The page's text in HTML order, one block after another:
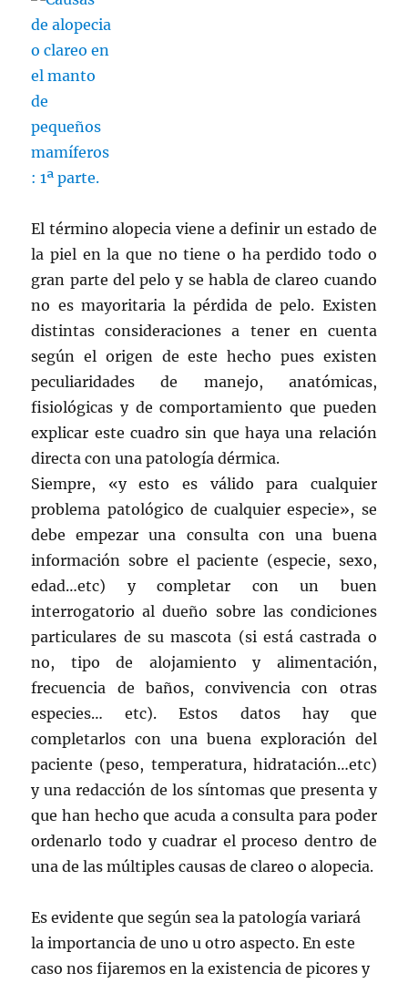
El término alopecia viene a definir un estado de
la piel en la que no tiene o ha perdido todo o
gran parte del pelo y se habla de clareo cuando
no es mayoritaria la pérdida de pelo. Existen
distintas consideraciones a tener en cuenta
según el origen de este hecho pues existen
peculiaridades de manejo, anatómicas,
fisiológicas y de comportamiento que pueden
explicar este cuadro sin que haya una relación
directa con una patología dérmica.
Siempre, «y esto es válido para cualquier
problema patológico de cualquier especie», se
debe empezar una consulta con una buena
información sobre el paciente (especie, sexo,
edad…etc) y completar con un buen
interrogatorio al dueño sobre las condiciones
particulares de su mascota (si está castrada o
no, tipo de alojamiento y alimentación,
frecuencia de baños, convivencia con otras
especies… etc). Estos datos hay que
completarlos con una buena exploración del
paciente (peso, temperatura, hidratación…etc)
y una redacción de los síntomas que presenta y
que han hecho que acuda a consulta para poder
ordenarlo todo y cuadrar el proceso dentro de
una de las múltiples causas de clareo o alopecia.
Es evidente que según sea la patología variará
la importancia de uno u otro aspecto. En este
caso nos fijaremos en la existencia de picores y